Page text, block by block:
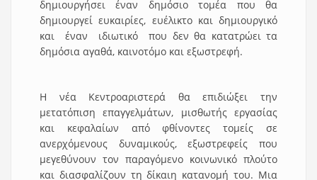
δημιουργήσει έναν δημόσιο τομέα που θα
δημιουργεί ευκαιρίες, ευέλικτο και δημιουργικό
και έναν ιδιωτικό που δεν θα κατατρώει τα
δημόσια αγαθά, καινοτόμο και εξωστρεφή.
Η νέα Κεντροαριστερά θα επιδιώξει την
μετατόπιση επαγγελμάτων, μισθωτής εργασίας
και κεφαλαίων από φθίνοντες τομείς σε
ανερχόμενους δυναμικούς, εξωστρεφείς που
μεγεθύνουν τον παραγόμενο κοινωνικό πλούτο
και διασφαλίζουν τη δίκαιη κατανομή του. Μια